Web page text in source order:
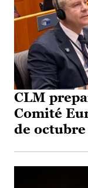
CLM
Comité
de octubre